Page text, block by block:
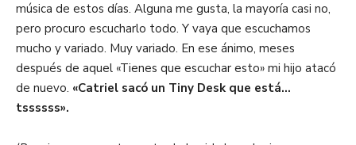
música de estos días. Alguna me gusta, la mayoría casi no,
pero procuro escucharlo todo. Y vaya que escuchamos
mucho y variado. Muy variado. En ese ánimo, meses
después de aquel «Tienes que escuchar esto» mi hijo atacó
de nuevo. «Catriel sacó un Tiny Desk que está…
tssssss».